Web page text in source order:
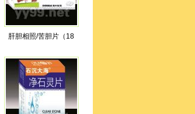
肝胆相照/苦胆片（18